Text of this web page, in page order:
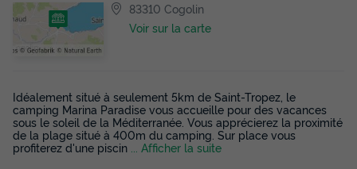
83310 Cogolin
Voir sur la carte
Idéalement situé à seulement 5km de Saint-Tropez, le
camping Marina Paradise vous accueille pour des vacances
sous le soleil de la Méditerranée. Vous apprécierez la proximité
de la plage situé à 400m du camping. Sur place vous
profiterez d'une piscin
... Afficher la suite